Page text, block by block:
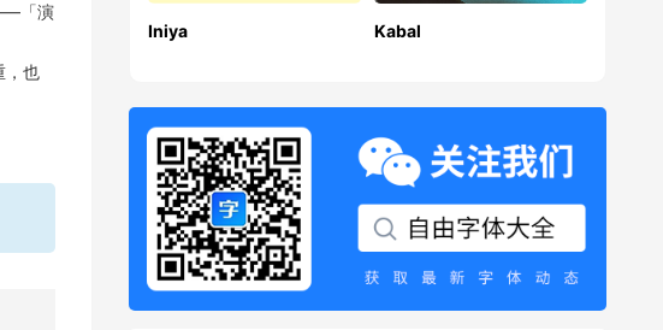
「演
，也
Iniya Kabal